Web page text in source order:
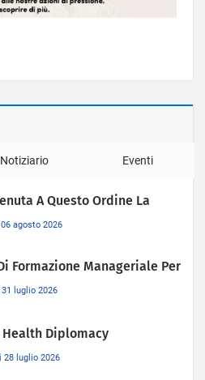
Notiziario Eventi
A Questo Ordine La
agosto 2026
Formazione Manageriale Per
luglio 2026
Diplomacy
luglio 2026